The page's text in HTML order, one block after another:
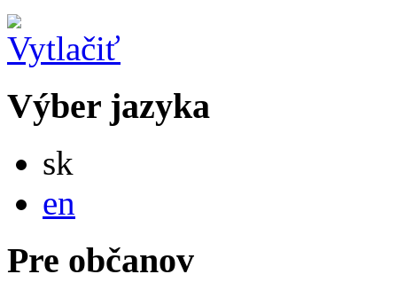
Výber jazyka
sk
en
Pre občanov